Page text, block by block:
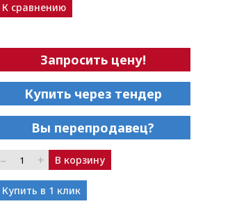
К сравнению
Запросить цену!
Купить через тендер
Вы перепродавец?
– + В корзину
Купить в 1 клик